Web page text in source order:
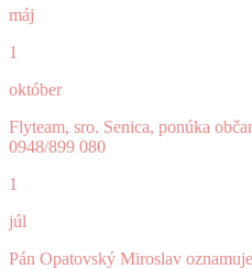
máj
1
október
Flyteam, sro. Senica, ponúka
0948/899 080
1
júl
Pán Opatovský Miroslav